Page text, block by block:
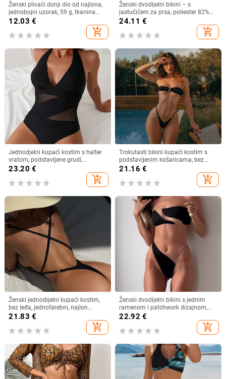
Ženski plivaći donji dio od najlona,
jednobojni uzorak, 59 g, tkanina
80% najlon, podstava 82% poliester
12.03 €
add_shopping_cart
Ženski dvodijelni bikini – s
jastučićem za prsa, poliester 82%
uz podlogu 18%, 150 g, za plivanje i
24.11 €
add_shopping_cart
Jednodjelni kupaći kostim s halter
vratom, podstavljene grudi,
poliester tkanina (82% poliester,
18% elastan), jednofarbni, seksi
23.20 €
add_shopping_cart
Trokutasti bikini kupaći kostim s
podstavljenim košaricama, bez
metalne potpore; najlon 82%,
21.16 €
add_shopping_cart
Ženski jednodijelni kupaći kostim,
bez leđa, jednofarebni, najlon
tkanina, podstava najlon 20%
21.83 €
add_shopping_cart
Ženski dvodijelni bikini s jednim
ramenom i patchwork dizajnom,
napunjene košarice, poliester 82/18
22.92 €
add_shopping_cart